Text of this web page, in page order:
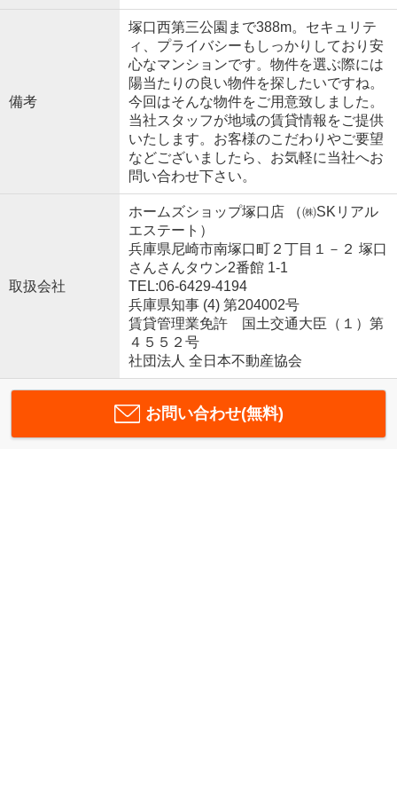
備考
塚口西第三公園まで388m。セキュリテ
ィ、プライバシーもしっかりしており安
心なマンションです。物件を選ぶ際には
陽当たりの良い物件を探したいですね。
今回はそんな物件をご用意致しました。
当社スタッフが地域の賃貸情報をご提供
いたします。お客様のこだわりやご要望
などございましたら、お気軽に当社へお
問い合わせ下さい。
取扱会社
ホームズショップ塚口店 （㈱SKリアル
エステート）
兵庫県尼崎市南塚口町２丁目１－２ 塚口
さんさんタウン2番館 1-1
TEL:06-6429-4194
兵庫県知事 (4) 第204002号
賃貸管理業免許 国土交通大臣（１）第
４５５２号
社団法人 全日本不動産協会
お問い合わせ(無料)